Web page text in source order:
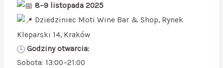
8–9 listopada 2025
Dziedziniec Moti Wine Bar & Shop, Rynek
Kleparski 14, Kraków
Godziny otwarcia:
Sobota: 13:00–21:00